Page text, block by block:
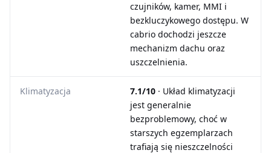
czujników, kamer, MMI i
bezkluczykowego dostępu. W
cabrio dochodzi jeszcze
mechanizm dachu oraz
uszczelnienia.
Klimatyzacja 7.1/10 · Układ klimatyzacji
jest generalnie
bezproblemowy, choć w
starszych egzemplarzach
trafiają się nieszczelności